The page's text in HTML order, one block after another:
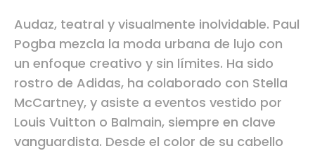
Audaz, teatral y visualmente inolvidable. Paul
Pogba mezcla la moda urbana de lujo con
un enfoque creativo y sin límites. Ha sido
rostro de Adidas, ha colaborado con Stella
McCartney, y asiste a eventos vestido por
Louis Vuitton o Balmain, siempre en clave
vanguardista. Desde el color de su cabello